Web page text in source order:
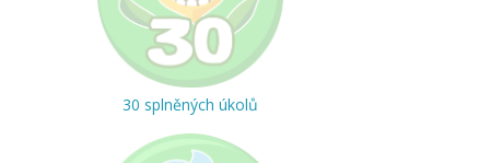
30 splněných úkolů